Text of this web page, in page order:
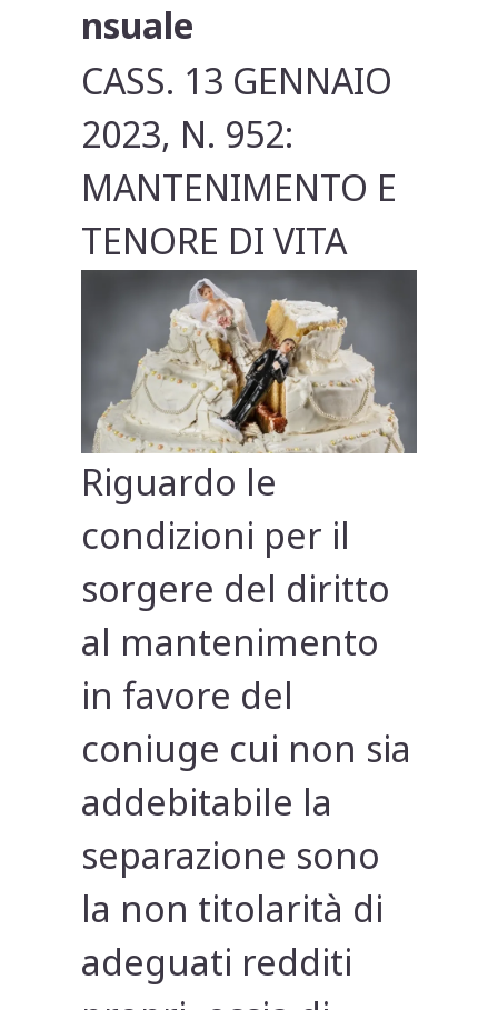
nsuale
CASS. 13 GENNAIO
2023, N. 952:
MANTENIMENTO E
TENORE DI VITA
Riguardo le
condizioni per il
sorgere del diritto
al mantenimento
in favore del
coniuge cui non sia
addebitabile la
separazione sono
la non titolarità di
adeguati redditi